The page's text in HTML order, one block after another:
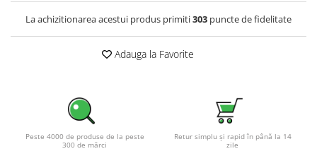
La achizitionarea acestui produs primiti303 puncte de fidelitate
Adauga la Favorite
Peste 4000 de produse de la peste
300 de mărci
Retur simplu și rapid în până la 14
zile